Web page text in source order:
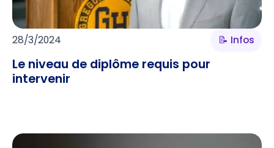
28/3/2024 📝 Infos
Le niveau de diplôme requis pour
intervenir